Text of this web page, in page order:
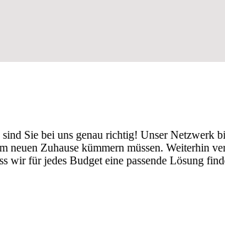
Sie bei uns genau richtig! Unser Netzwerk
neuen Zuhause kümmern müssen. Weiterhin
wir für jedes Budget eine passende Lösung